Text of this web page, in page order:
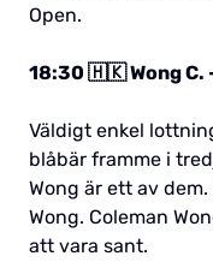
Open.
18:30 🇭🇰 Wong C.
Väldigt enkel
blåbär framme i
Wong är ett av
Wong. Coleman
att vara sant.